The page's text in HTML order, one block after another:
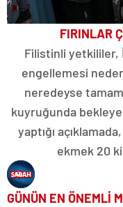
FIRINLAR
Filistinli yetkililer,
engellemesi
neredeyse
kuyruğunda
yaptığı
ekmek 20
GÜNÜN EN ÖNEMLİ